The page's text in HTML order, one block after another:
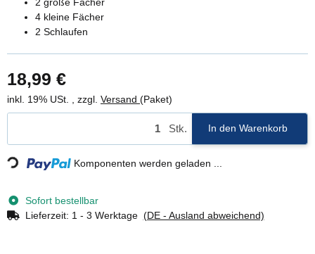
4 kleine Fächer
2 Schlaufen
18,99 €
inkl. 19% USt. , zzgl. Versand (Paket)
Stk. In den Warenkorb
Loading... Komponenten werden geladen ...
Sofort bestellbar
Lieferzeit: 1 - 3 Werktage (DE - Ausland abweichend)